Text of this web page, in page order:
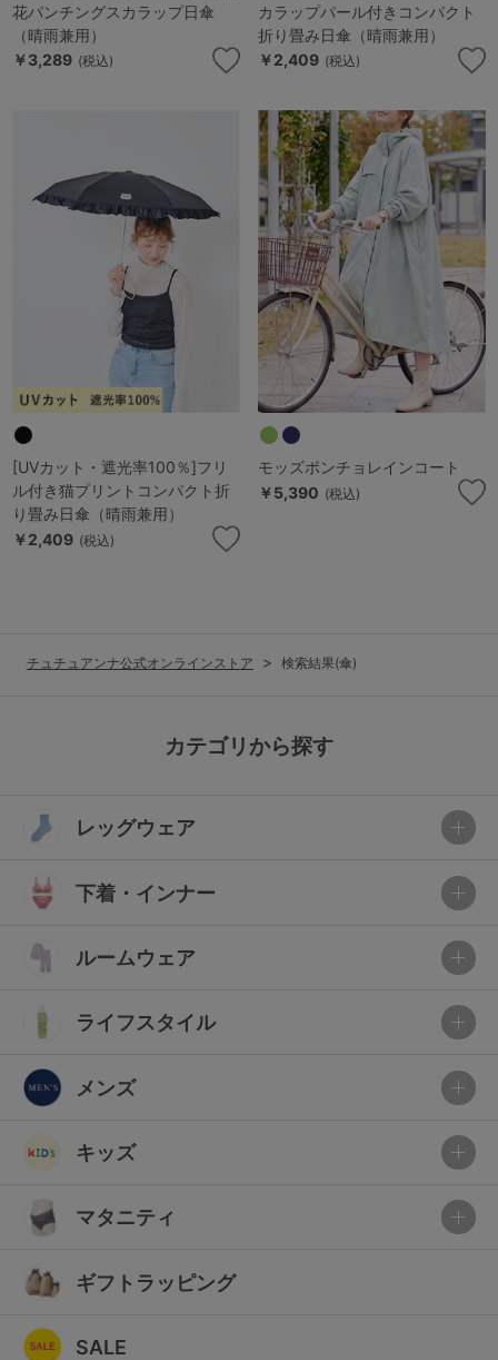
花パンチングスカラップ日傘
（晴雨兼用）
￥3,289 (税込)
カラップパール付きコンパクト
折り畳み日傘（晴雨兼用）
￥2,409 (税込)
[UVカット・遮光率100％]フリ
ル付き猫プリントコンパクト折
り畳み日傘（晴雨兼用）
￥2,409 (税込)
モッズポンチョレインコート
￥5,390 (税込)
チュチュアンナ公式オンラインストア 検索結果(傘)
カテゴリから探す
レッグウェア
下着・インナー
ルームウェア
ライフスタイル
メンズ
キッズ
マタニティ
ギフトラッピング
SALE